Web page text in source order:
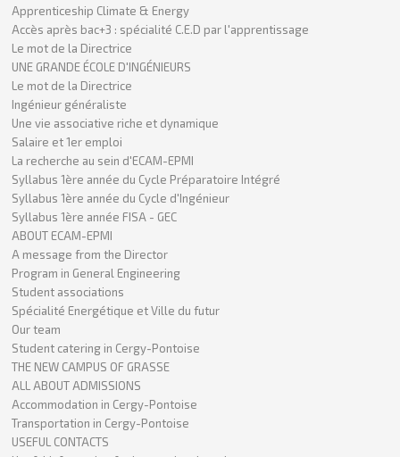
Apprenticeship Climate & Energy
Accès après bac+3 : spécialité C.E.D par l'apprentissage
Le mot de la Directrice
UNE GRANDE ÉCOLE D'INGÉNIEURS
Le mot de la Directrice
Ingénieur généraliste
Une vie associative riche et dynamique
Salaire et 1er emploi
La recherche au sein d'ECAM-EPMI
Syllabus 1ère année du Cycle Préparatoire Intégré
Syllabus 1ère année du Cycle d'Ingénieur
Syllabus 1ère année FISA - GEC
ABOUT ECAM-EPMI
A message from the Director
Program in General Engineering
Student associations
Spécialité Energétique et Ville du futur
Our team
Student catering in Cergy-Pontoise
THE NEW CAMPUS OF GRASSE
ALL ABOUT ADMISSIONS
Accommodation in Cergy-Pontoise
Transportation in Cergy-Pontoise
USEFUL CONTACTS